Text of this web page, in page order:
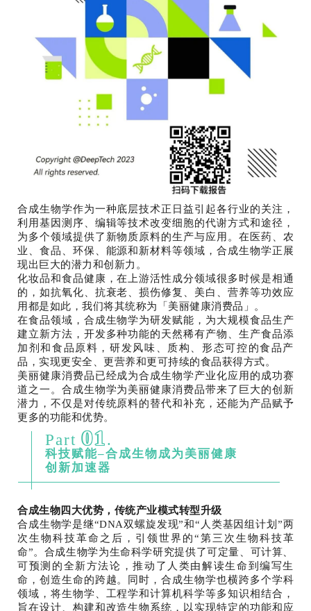
合成生物学作为一种底层技术正日益引起各行业的关注，
利用基因测序、编辑等技术改变细胞的代谢方式和途径，
为多个领域提供了新物质原料的生产与应用。在医药、农
业、食品、环保、能源和新材料等领域，合成生物学正展
现出巨大的潜力和创新力。
化妆品和食品健康，在上游活性成分领域很多时候是相通
的，如抗氧化、抗衰老、损伤修复、美白、营养等功效应
用都是如此，我们将其统称为「美丽健康消费品」。
在食品领域，合成生物学为研发赋能，为大规模食品生产
建立新方法，开发多种功能的天然稀有产物、生产食品添
加剂和食品原料，研发风味、质构、形态可控的食品产
品，实现更安全、更营养和更可持续的食品获得方式。
美丽健康消费品已经成为合成生物学产业化应用的成功赛
道之一。合成生物学为美丽健康消费品带来了巨大的创新
潜力，不仅是对传统原料的替代和补充，还能为产品赋予
更多的功能和优势。
Part 01.
科技赋能–合成生物成为美丽健康
创新加速器
合成生物四大优势，传统产业模式转型升级
合成生物学是继“DNA双螺旋发现”和“人类基因组计划”两
次生物科技革命之后，引领世界的“第三次生物科技革
命”。合成生物学为生命科学研究提供了可定量、可计算、
可预测的全新方法论，推动了人类由解读生命到编写生
命，创造生命的跨越。同时，合成生物学也横跨多个学科
领域，将生物学、工程学和计算机科学等多知识相结合，
旨在设计、构建和改造生物系统，以实现特定的功能和应